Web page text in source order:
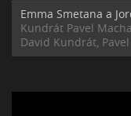
Emma Smetana a
Kundrát Pavel
David Kundrát,